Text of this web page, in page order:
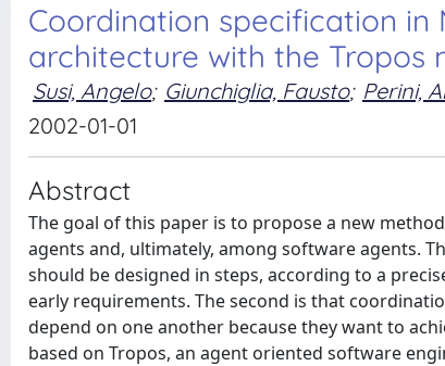
Coordination specification in
architecture with the Tropos
Susi, Angelo; Giunchiglia, Fausto; Perini,
2002-01-01
Abstract
The goal of this paper is to propose a new
agents and, ultimately, among software agents.
should be designed in steps, according to a
early requirements. The second is that
depend on one another because they want to
based on Tropos, an agent oriented software